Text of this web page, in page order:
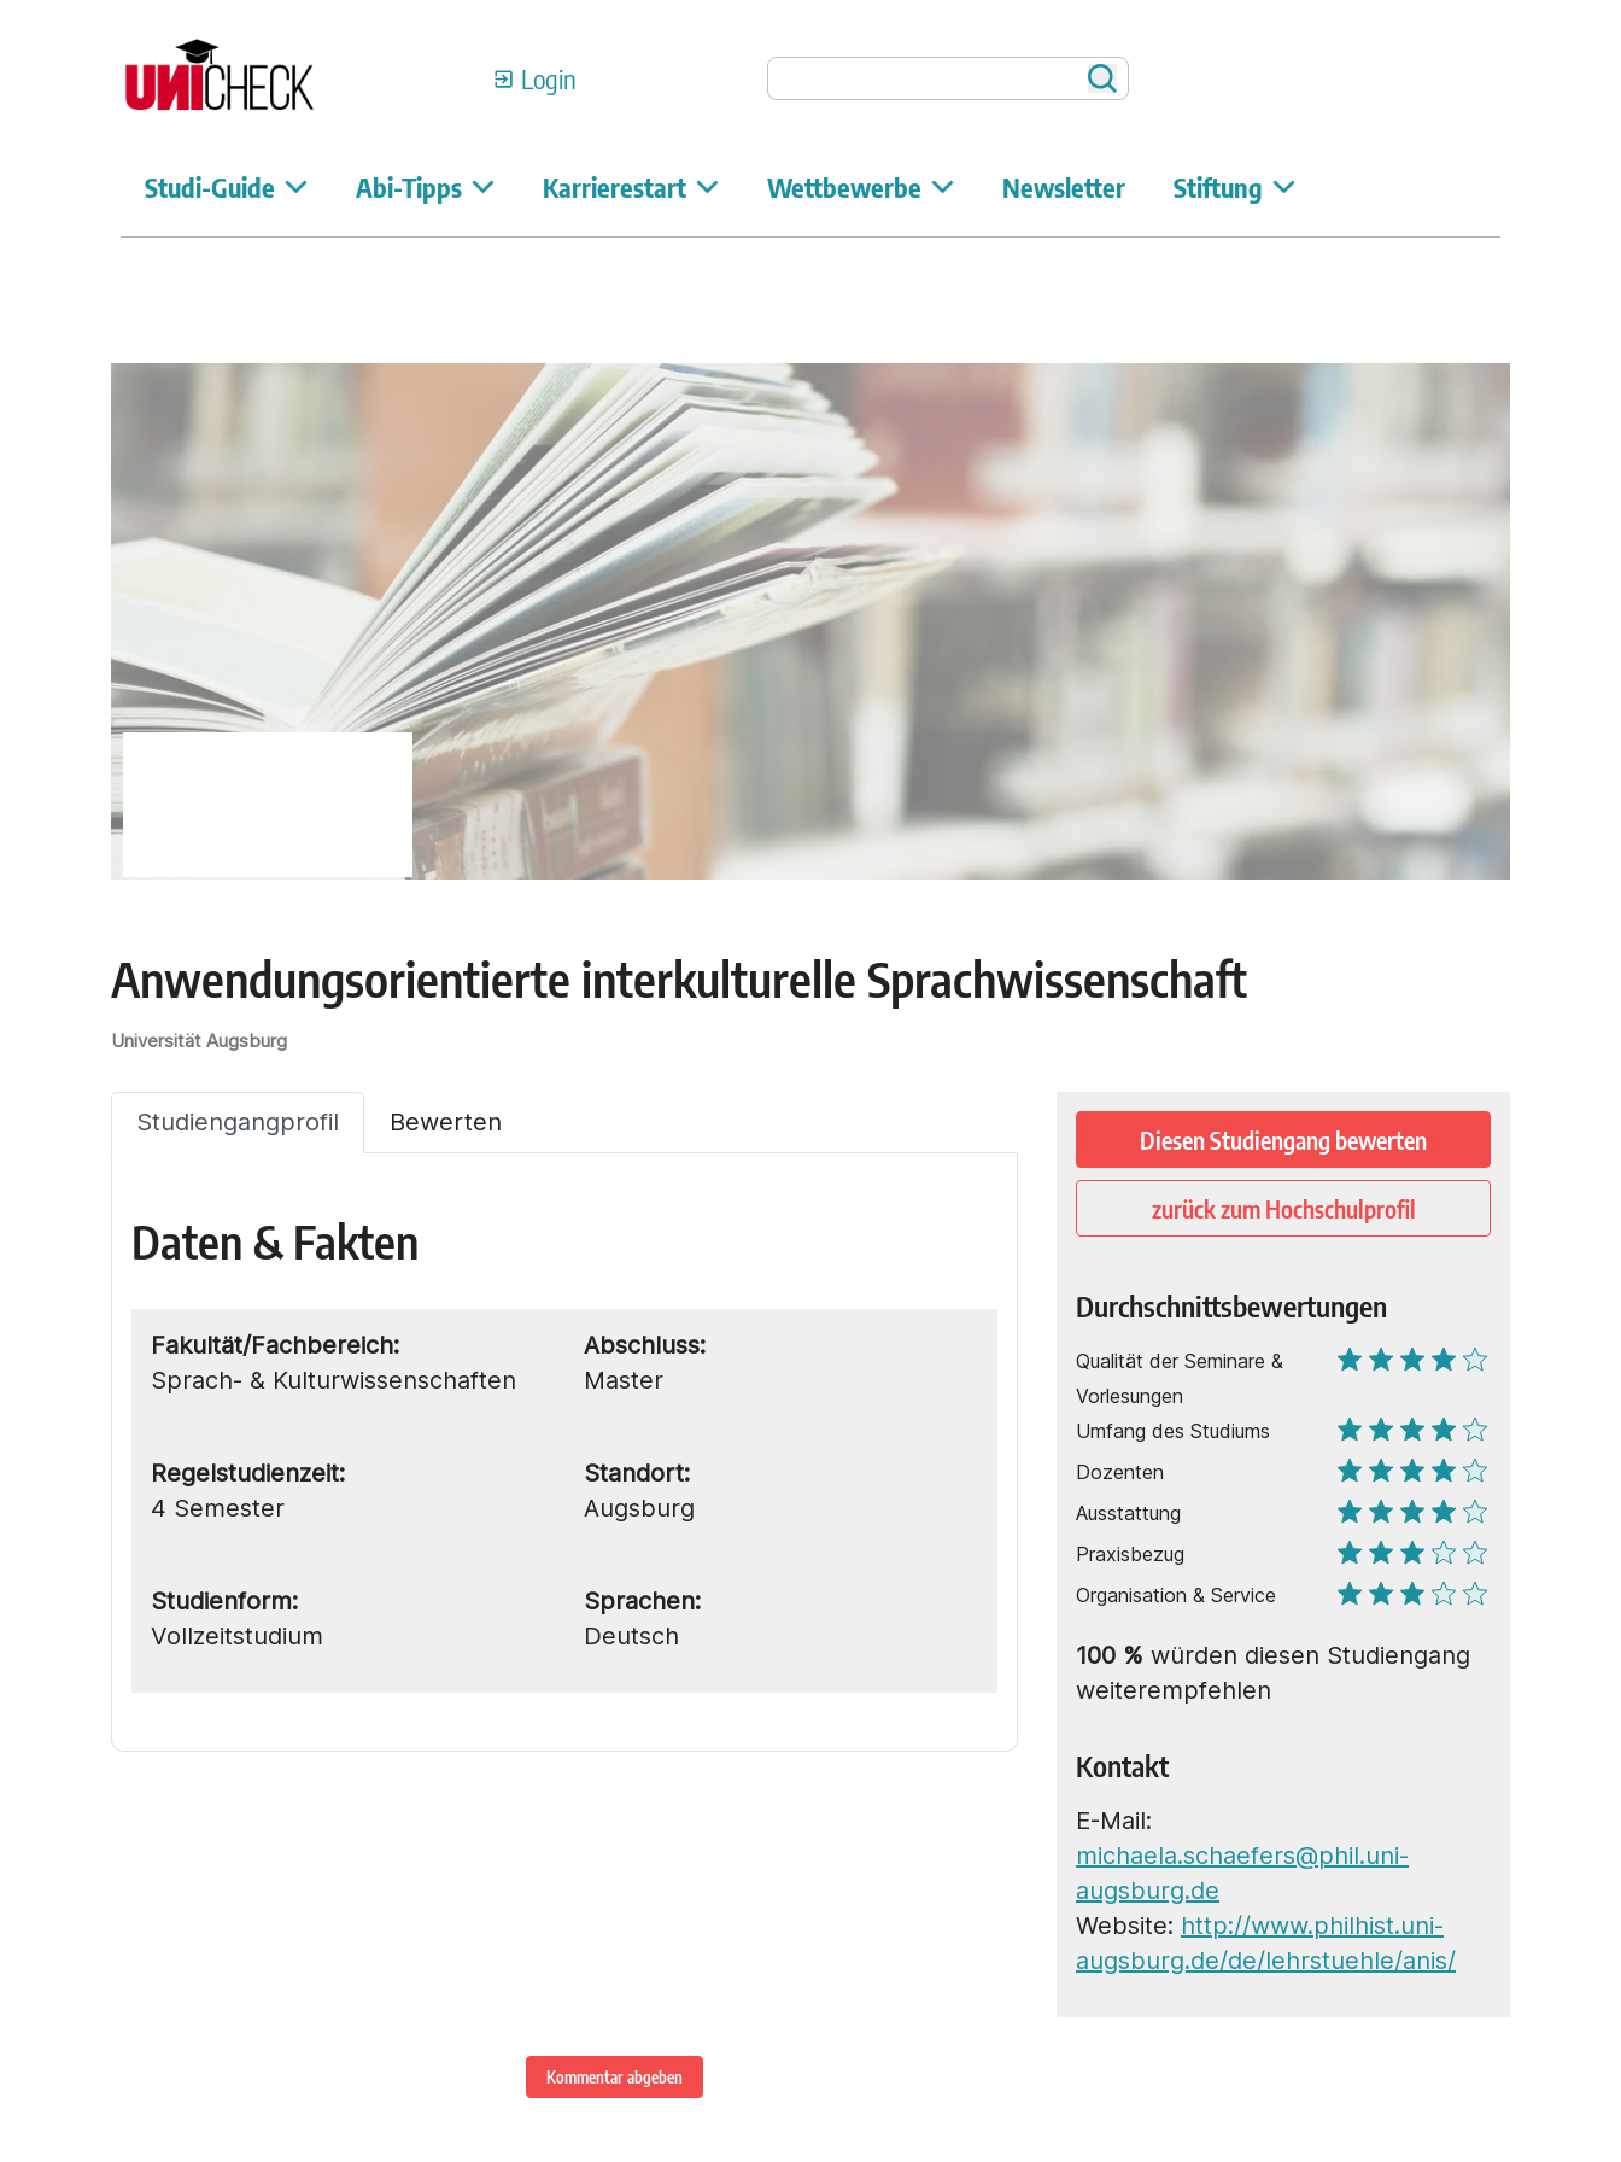
Login Auf Unicum suchen Suchen
Studi-Guide Abi-Tipps Karrierestart Wettbewerbe Newsletter Stiftung
Anwendungsorientierte interkulturelle Sprachwissenschaft
Universität Augsburg
Studiengangprofil Bewerten
Daten & Fakten
Fakultät/Fachbereich:
Sprach- & Kulturwissenschaften
Abschluss:
Master
Regelstudienzeit:
4 Semester
Standort:
Augsburg
Studienform:
Vollzeitstudium
Sprachen:
Deutsch
Diesen Studiengang bewerten
zurück zum Hochschulprofil
Durchschnittsbewertungen
Qualität der Seminare &
Vorlesungen
Umfang des Studiums
Dozenten
Ausstattung
Praxisbezug
Organisation & Service
100 % würden diesen Studiengang
weiterempfehlen
Kontakt
E-Mail:
michaela.schaefers@phil.uni-
augsburg.de
Website: http://www.philhist.uni-
augsburg.de/de/lehrstuehle/anis/
Kommentar abgeben